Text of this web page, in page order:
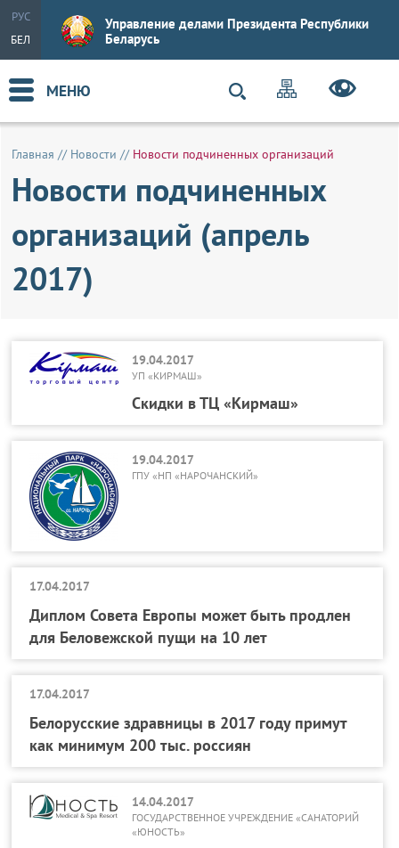
РУС
БЕЛ
Управление делами Президента Республики
Беларусь
МЕНЮ
Главная // Новости // Новости подчиненных организаций
Новости подчиненных
организаций (апрель
2017)
19.04.2017
УП «КИРМАШ»
Скидки в ТЦ «Кирмаш»
19.04.2017
ГПУ «НП «НАРОЧАНСКИЙ»
17.04.2017
Диплом Совета Европы может быть продлен
для Беловежской пущи на 10 лет
17.04.2017
Белорусские здравницы в 2017 году примут
как минимум 200 тыс. россиян
14.04.2017
ГОСУДАРСТВЕННОЕ УЧРЕЖДЕНИЕ «САНАТОРИЙ
«ЮНОСТЬ»